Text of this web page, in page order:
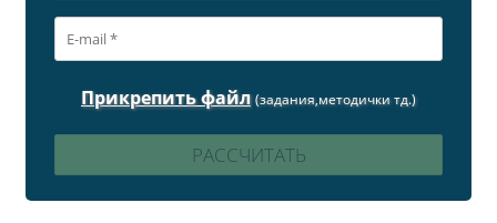
Прикрепить файл (задания,методички тд.)